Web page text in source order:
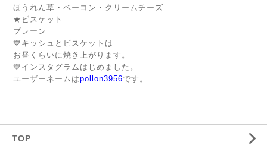
ほうれん草・ベーコン・クリームチーズ
★ビスケット
プレーン
💙キッシュとビスケットは
お昼くらいに焼き上がります。
💙インスタグラムはじめました。
ユーザーネームはpollon3956です。
TOP